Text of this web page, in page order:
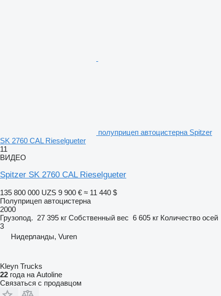
полуприцеп автоцистерна Spitzer
SK 2760 CAL Rieselgueter
11
ВИДЕО
Spitzer SK 2760 CAL Rieselgueter
135 800 000 UZS 9 900 € ≈ 11 440 $
Полуприцеп автоцистерна
2000
Грузопод. 27 395 кг Собственный вес 6 605 кг Количество осей
3
Нидерланды, Vuren
Kleyn Trucks
22 года на Autoline
Связаться с продавцом